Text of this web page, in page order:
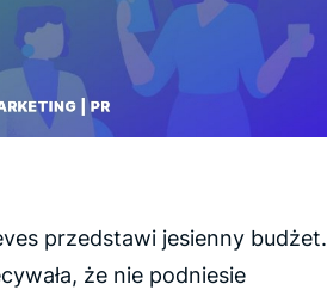
przedstawi jesienny budżet.
że nie podniesie